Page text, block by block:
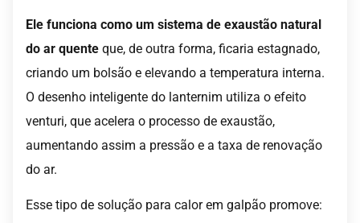
Ele funciona como um sistema de exaustão natural
do ar quente que, de outra forma, ficaria estagnado,
criando um bolsão e elevando a temperatura interna.
O desenho inteligente do lanternim utiliza o efeito
venturi, que acelera o processo de exaustão,
aumentando assim a pressão e a taxa de renovação
do ar.
Esse tipo de solução para calor em galpão promove: